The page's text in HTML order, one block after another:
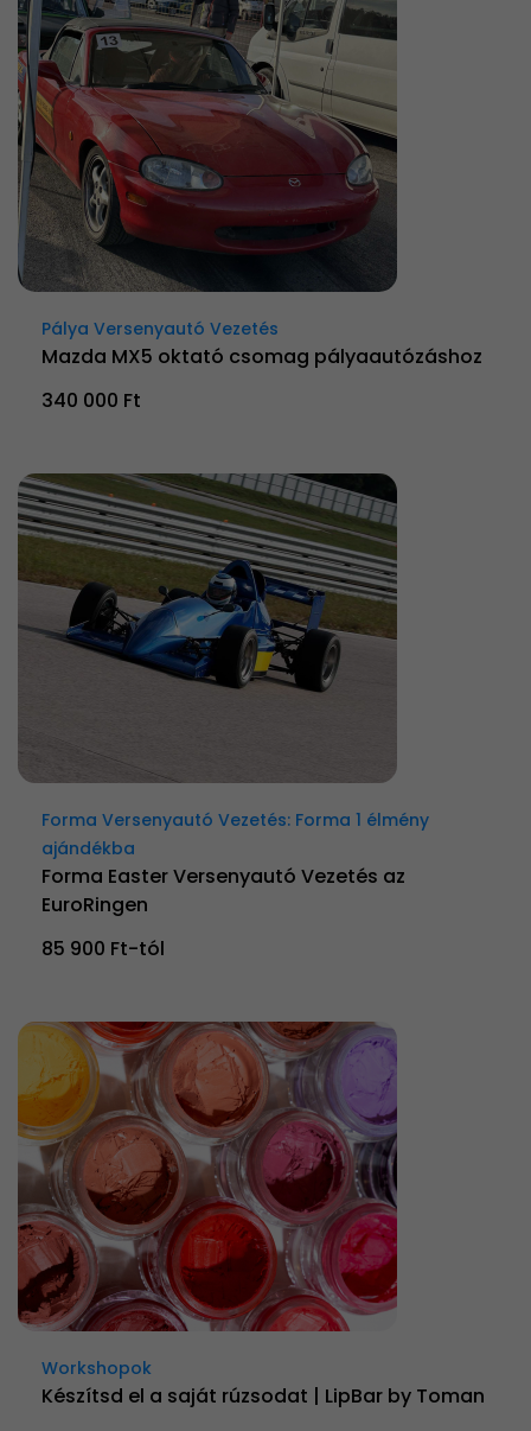
Pálya Versenyautó Vezetés
Mazda MX5 oktató csomag pályaautózáshoz
340 000 Ft
Forma Versenyautó Vezetés: Forma 1 élmény
ajándékba
Forma Easter Versenyautó Vezetés az
EuroRingen
85 900 Ft-tól
Workshopok
Készítsd el a saját rúzsodat | LipBar by Toman